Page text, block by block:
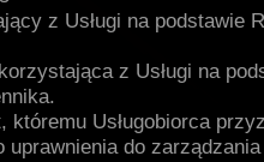
z Usługi na podstawie
z Usługi na
któremu Usługobiorca
uprawnienia do